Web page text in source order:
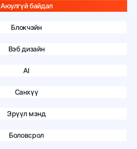
Аюулгүй байдал
Блокчэйн
Вэб дизайн
AI
Санхүү
Эрүүл мэнд
Боловсрол